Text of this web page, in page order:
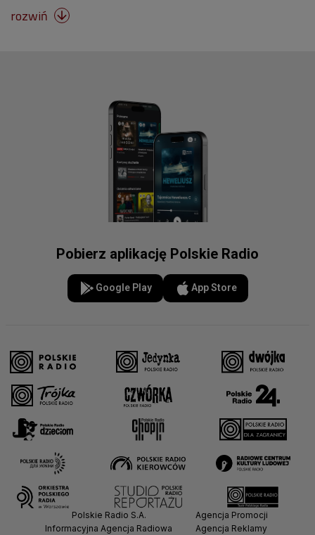
rozwiń 
Pobierz aplikację Polskie Radio
Google Play App Store
Polskie Radio S.A.
Informacyjna Agencja Radiowa
Agencja Promocji
Agencja Reklamy